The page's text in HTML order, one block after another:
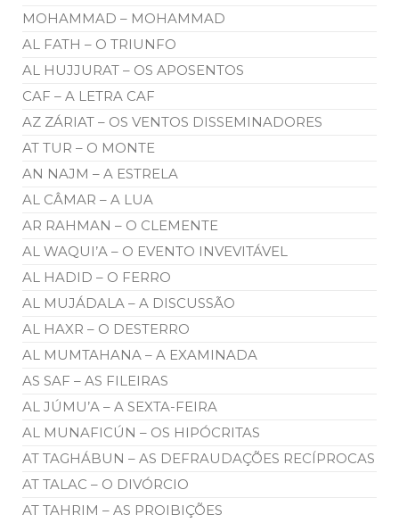
MOHAMMAD – MOHAMMAD
AL FATH – O TRIUNFO
AL HUJJURAT – OS APOSENTOS
CAF – A LETRA CAF
AZ ZÁRIAT – OS VENTOS DISSEMINADORES
AT TUR – O MONTE
AN NAJM – A ESTRELA
AL CÂMAR – A LUA
AR RAHMAN – O CLEMENTE
AL WAQUI’A – O EVENTO INVEVITÁVEL
AL HADID – O FERRO
AL MUJÁDALA – A DISCUSSÃO
AL HAXR – O DESTERRO
AL MUMTAHANA – A EXAMINADA
AS SAF – AS FILEIRAS
AL JÚMU’A – A SEXTA-FEIRA
AL MUNAFICÚN – OS HIPÓCRITAS
AT TAGHÁBUN – AS DEFRAUDAÇÕES RECÍPROCAS
AT TALAC – O DIVÓRCIO
AT TAHRIM – AS PROIBIÇÕES